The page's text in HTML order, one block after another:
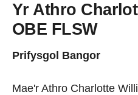
Yr Athro
OBE FLSW
Prifysgol Bangor
Mae'r Athro Charlotte